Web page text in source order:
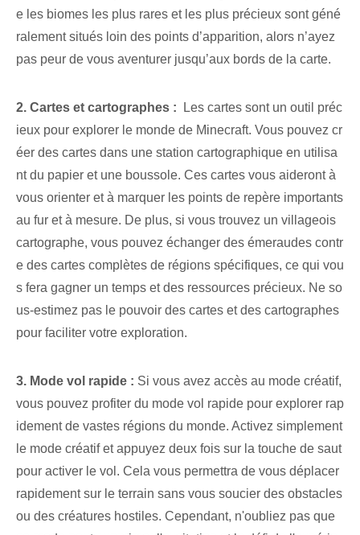
e les biomes les plus rares et les plus précieux sont géné
ralement situés loin des points d’apparition, alors n’ayez
pas peur de vous aventurer jusqu’aux bords de la carte.
2. Cartes⁤ et cartographes : ​ Les cartes sont un outil préc
ieux pour explorer le monde de Minecraft. Vous pouvez cr
éer des cartes dans une station cartographique en utilisa
nt du papier et une boussole. Ces cartes vous aideront à
vous orienter et à marquer les points de repère importants
au fur et à mesure. De plus, si vous trouvez un villageois
cartographe, vous pouvez échanger des émeraudes contr
e des cartes complètes de régions spécifiques, ce qui vou
s fera gagner un temps et des ressources précieux. Ne so
us-estimez pas le pouvoir des cartes et des cartographes
pour faciliter votre exploration.
3. Mode vol rapide : Si vous avez accès au mode créatif,
vous pouvez profiter du mode vol rapide pour explorer rap
idement de vastes régions du monde. Activez simplement
le mode créatif et appuyez deux fois sur la touche de saut
pour activer le vol. Cela vous permettra de vous déplacer
rapidement sur le terrain sans vous soucier des obstacles
ou des créatures hostiles. Cependant, n'oubliez pas que